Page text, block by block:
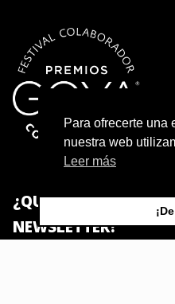
¿QUIERES
NEWSLETTER?
Para ofrecerte una
nuestra web
Leer más